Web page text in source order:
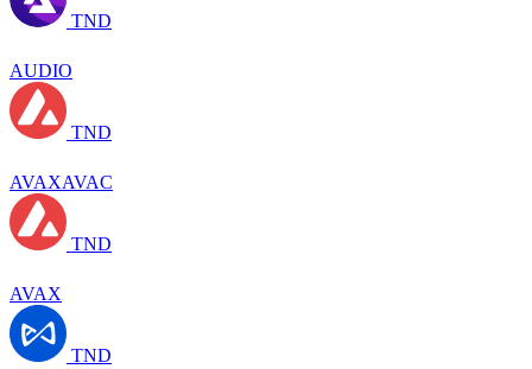
TND
AUDIO
TND
AVAXAVAC
TND
AVAX
TND